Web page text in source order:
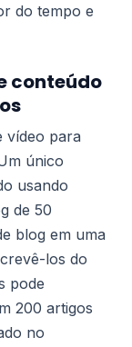
do tempo e
conteúdo
vídeo para
único
usando
de 50
blog em uma
los do
pode
200 artigos
no